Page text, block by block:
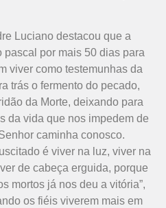
Luciano destacou que a
pascal por mais 50 dias para
viver como testemunhas da
trás o fermento do pecado,
da Morte, deixando para
da vida que nos impedem de
caminha conosco.
é viver na luz, viver na
de cabeça erguida, porque
mortos já nos deu a vitória”,
os fiéis viverem mais em